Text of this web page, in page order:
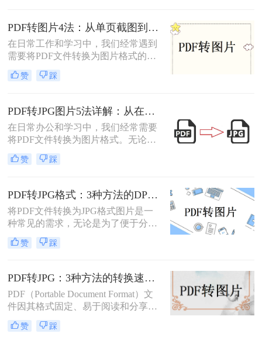
便于在更多设备上查看、分享或进行
编辑。那么怎么将pdf转换成jpg图片
呢？本文将介绍两种将PDF转换成
JPG图片的方法，包括使用专业软件
和在线转换工具，帮助大家轻松应对
这一需求。
PDF转图片4法：从单页截图到批量导出的完整操作路径！
在日常工作和学习中，我们经常遇到
需要将PDF文件转换为图片格式的情
况。无论是制作PPT素材、在社交媒
体分享资料，还是在不方便打开PDF
把PDF转成图片都是一项必备技能。
本文将详细介绍4种实用的转换方
法，帮助您快速掌握这项技能。
赞 踩
PDF转JPG图片5法详解：从在线工具到桌面端全路径对比！
在日常办公和学习中，我们经常需要
将PDF文件转换为图片格式。无论是
为了方便分享、嵌入演示文稿，还是
为了保护文档内容不被随意编辑，掌
实用的技能。本文将详细介绍5种经
过验证的有效方法，帮助您根据不同
场景选择最适合的解决方案。
赞 踩
PDF转JPG格式：3种方法的DPI设置和清晰度调节技巧！
将PDF文件转换为JPG格式图片是一
种常见的需求，无论是为了便于分
享、编辑还是其他用途。那么PDF转
jpg格式图片怎么弄呢？本文将介绍一
赞 踩
PDF转JPG：3种方法的转换速度、清晰度和文件体积对比！
PDF（Portable Document Format）文
件因其格式固定、易于阅读和分享而
广受欢迎。然而，在某些情况下，我
们可能需要将PDF文件转换为JPG图
赞 踩